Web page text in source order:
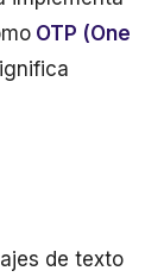
OTP (One
de texto